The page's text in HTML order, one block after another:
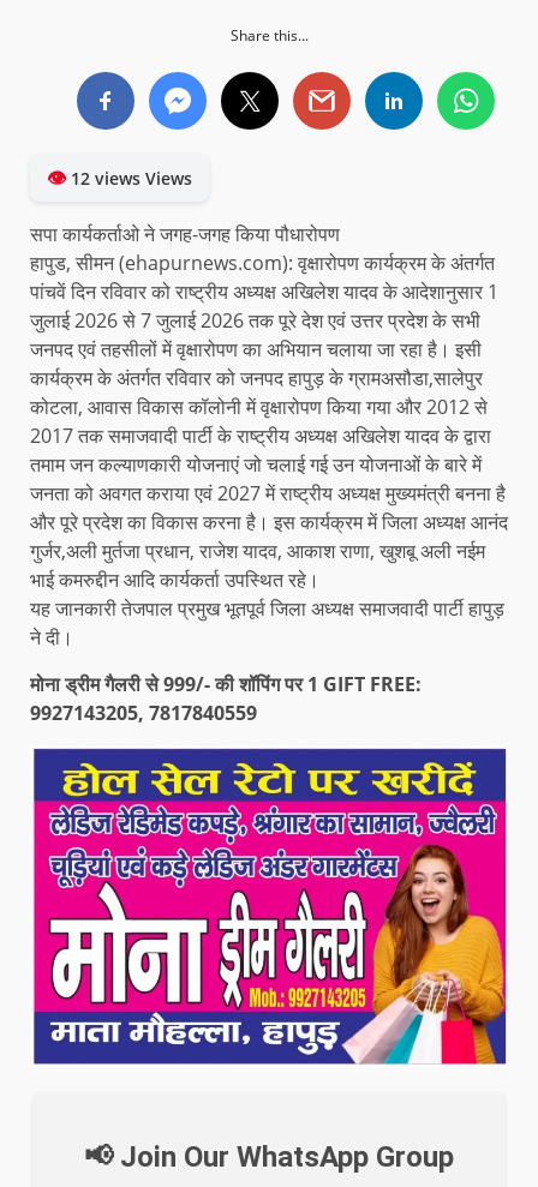
Share this...
👁12 views Views
सपा कार्यकर्ताओ ने जगह-जगह किया पौधारोपण
हापुड, सीमन (ehapurnews.com): वृक्षारोपण कार्यक्रम के अंतर्गत
पांचवें दिन रविवार को राष्ट्रीय अध्यक्ष अखिलेश यादव के आदेशानुसार 1
जुलाई 2026 से 7 जुलाई 2026 तक पूरे देश एवं उत्तर प्रदेश के सभी
जनपद एवं तहसीलों में वृक्षारोपण का अभियान चलाया जा रहा है। इसी
कार्यक्रम के अंतर्गत रविवार को जनपद हापुड़ के ग्रामअसौडा,सालेपुर
कोटला, आवास विकास कॉलोनी में वृक्षारोपण किया गया और 2012 से
2017 तक समाजवादी पार्टी के राष्ट्रीय अध्यक्ष अखिलेश यादव के द्वारा
तमाम जन कल्याणकारी योजनाएं जो चलाई गई उन योजनाओं के बारे में
जनता को अवगत कराया एवं 2027 में राष्ट्रीय अध्यक्ष मुख्यमंत्री बनना है
और पूरे प्रदेश का विकास करना है। इस कार्यक्रम में जिला अध्यक्ष आनंद
गुर्जर,अली मुर्तजा प्रधान, राजेश यादव, आकाश राणा, खुशबू अली नईम
भाई कमरुद्दीन आदि कार्यकर्ता उपस्थित रहे।
यह जानकारी तेजपाल प्रमुख भूतपूर्व जिला अध्यक्ष समाजवादी पार्टी हापुड़
ने दी।
मोना ड्रीम गैलरी से 999/- की शॉपिंग पर 1 GIFT FREE:
9927143205, 7817840559
📢 Join Our WhatsApp Group